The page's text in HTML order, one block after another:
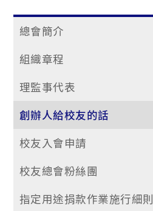
總會簡介
組織章程
理監事代表
創辦人給校友的話
校友入會申請
校友總會粉絲團
指定用途捐款作業施行細則